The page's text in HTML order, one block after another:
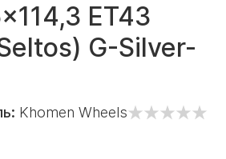
ET43
G-Silver-
Khomen Wheels